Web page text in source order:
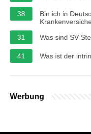
38
Bin ich in
31
Was sind SV
41 Was ist der
Werbung